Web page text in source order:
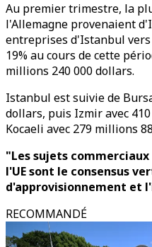
Au premier trimestre, la
l'Allemagne provenaient
entreprises d'Istanbul
19% au cours de cette
millions 240 000 dollars.
Istanbul est suivie de
dollars, puis Izmir avec
Kocaeli avec 279 millions
"Les sujets
l'UE sont le consensus
d'approvisionnement et
RECOMMANDÉ